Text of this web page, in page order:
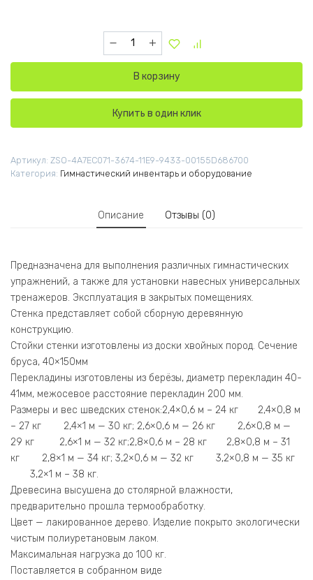
Количество товара Стенка шведская,
В корзину
Купить в один клик
Артикул: ZSO-4A7EC071-3674-11E9-9433-00155D686700
Категория: Гимнастический инвентарь и оборудование
Описание Отзывы (0)
Предназначена для выполнения различных гимнастических
упражнений, а также для установки навесных универсальных
тренажеров. Эксплуатация в закрытых помещениях.
Стенка представляет собой сборную деревянную
конструкцию.
Стойки стенки изготовлены из доски хвойных пород. Сечение
бруса, 40×150мм
Перекладины изготовлены из берёзы, диаметр перекладин 40-
41мм, межосевое расстояние перекладин 200 мм.
Размеры и вес шведских стенок:2,4×0,6 м – 24 кг 2,4×0,8 м
– 27 кг 2,4×1 м — 30 кг; 2,6×0,6 м — 26 кг 2,6×0,8 м —
29 кг 2,6×1 м — 32 кг;2,8×0,6 м – 28 кг 2,8×0,8 м – 31
кг 2,8×1 м — 34 кг; 3,2×0,6 м — 32 кг 3,2×0,8 м — 35 кг
3,2×1 м – 38 кг.
Древесина высушена до столярной влажности,
предварительно прошла термообработку.
Цвет — лакированное дерево. Изделие покрыто экологически
чистым полиуретановым лаком.
Максимальная нагрузка до 100 кг.
Поставляется в собранном виде